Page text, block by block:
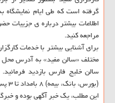
گرفته است که طی ایام نمایشگاه
اطلاعات بیشتر درباره ی جزییات
مراجعه کنید.
مختلف «سالن مفید» به آدرس محل
سالن خلیج فارس بازدید
(بورس، بانک، بیمه) ۸ بامداد تا ۳ پس از ظهر است.
این مطلب، یک خبر آگهی بوده و